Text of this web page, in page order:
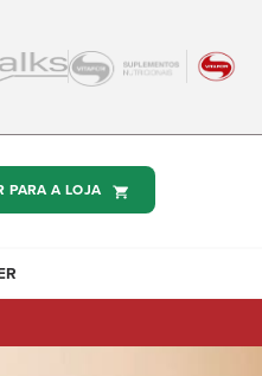
PARA A LOJA